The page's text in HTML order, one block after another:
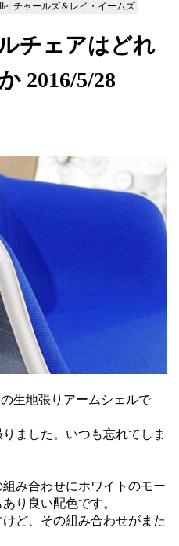
チャールズ＆レイ・イームズ
チェアはどれ
2016/5/28
生地張りアームシェルで
ました。いつも忘れてしま
み合わせにホワイトのモー
り良い配色です。
ど、その組み合わせがまた